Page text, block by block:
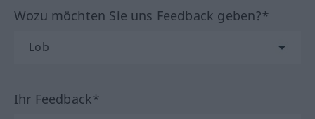
Wozu möchten Sie uns Feedback geben?*
Ihr Feedback*